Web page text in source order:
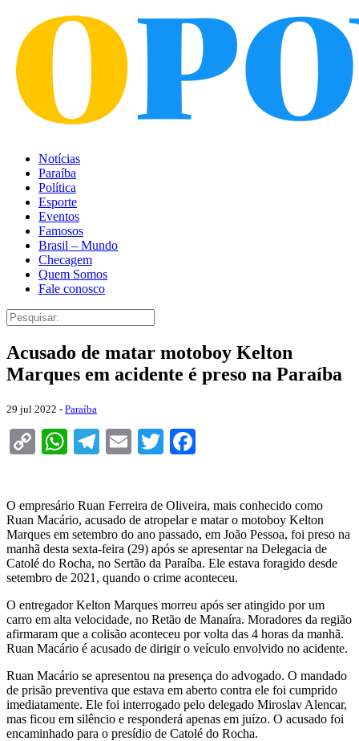
Notícias
Paraíba
Política
Esporte
Eventos
Famosos
Brasil – Mundo
Checagem
Quem Somos
Fale conosco
Acusado de matar motoboy Kelton
Marques em acidente é preso na Paraíba
29 jul 2022 - Paraíba
CopyWhatsApp
Telegram
EmailTwitter
O empresário Ruan Ferreira de Oliveira, mais conhecido como
Ruan Macário, acusado de atropelar e matar o motoboy Kelton
Marques em setembro do ano passado, em João Pessoa, foi preso na
manhã desta sexta-feira (29) após se apresentar na Delegacia de
Catolé do Rocha, no Sertão da Paraíba. Ele estava foragido desde
setembro de 2021, quando o crime aconteceu.
O entregador Kelton Marques morreu após ser atingido por um
carro em alta velocidade, no Retão de Manaíra. Moradores da região
afirmaram que a colisão aconteceu por volta das 4 horas da manhã.
Ruan Macário é acusado de dirigir o veículo envolvido no acidente.
Ruan Macário se apresentou na presença do advogado. O mandado
de prisão preventiva que estava em aberto contra ele foi cumprido
imediatamente. Ele foi interrogado pelo delegado Miroslav Alencar,
mas ficou em silêncio e responderá apenas em juízo. O acusado foi
encaminhado para o presídio de Catolé do Rocha.